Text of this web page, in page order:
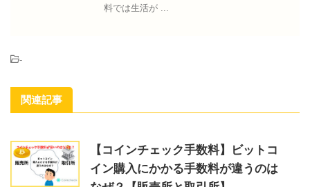
料では生活が ...
-
関連記事
【コインチェック手数料】ビットコ
イン購入にかかる手数料が違うのは